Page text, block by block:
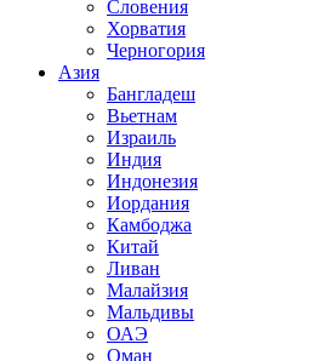
Словения
Хорватия
Черногория
Азия
Бангладеш
Вьетнам
Израиль
Индия
Индонезия
Иордания
Камбоджа
Китай
Ливан
Малайзия
Мальдивы
ОАЭ
Оман